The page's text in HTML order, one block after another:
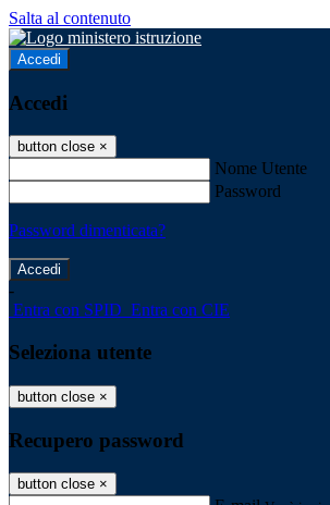
Salta al contenuto
Accedi
Accedi
button close ×
Nome Utente
Password
Password dimenticata?
-
Entra con SPID Entra con CIE
Seleziona utente
button close ×
Recupero password
button close ×